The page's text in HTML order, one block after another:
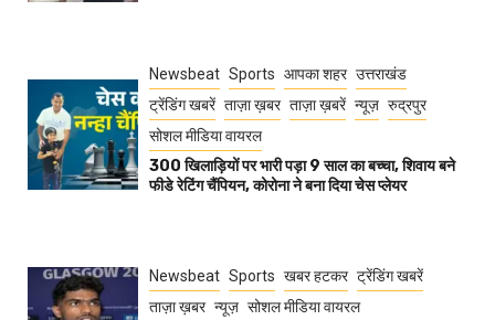
Newsbeat Sports आपका शहर उत्तराखंड
ट्रेंडिंग खबरें ताज़ा ख़बर ताज़ा ख़बरें न्यूज़ रुद्रपुर
सोशल मीडिया वायरल
300 खिलाड़ियों पर भारी पड़ा 9 साल का बच्चा, शिवाय बने
फीडे रेटिंग चैंपियन, कोरोना ने बना दिया चेस प्लेयर
Newsbeat Sports खबर हटकर ट्रेंडिंग खबरें
ताज़ा ख़बर न्यूज़ सोशल मीडिया वायरल